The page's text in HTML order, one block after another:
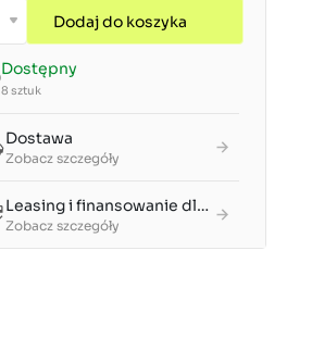
Dodaj do koszyka
Dostępny
8 sztuk
Dostawa
Zobacz szczegóły
Leasing i finansowanie dla firm
Zobacz szczegóły